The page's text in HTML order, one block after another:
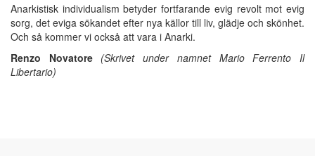
Anarkistisk individualism betyder fortfarande evig revolt mot evig
sorg, det eviga sökandet efter nya källor till liv, glädje och skönhet.
Och så kommer vi också att vara i Anarki.
Renzo Novatore
(Skrivet under namnet Mario Ferrento Il
Libertario)